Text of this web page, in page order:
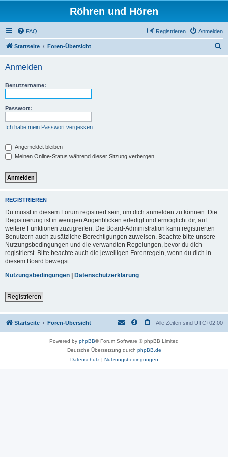
Röhren und Hören
FAQ Anmelden
Registrieren
Startseite Foren-Übersicht
Anmelden
Benutzername:
Passwort:
Ich habe mein Passwort vergessen
Angemeldet bleiben
Meinen Online-Status während dieser Sitzung verbergen
REGISTRIEREN
Du musst in diesem Forum registriert sein, um dich anmelden zu können. Die
Registrierung ist in wenigen Augenblicken erledigt und ermöglicht dir, auf
weitere Funktionen zuzugreifen. Die Board-Administration kann registrierten
Benutzern auch zusätzliche Berechtigungen zuweisen. Beachte bitte unsere
Nutzungsbedingungen und die verwandten Regelungen, bevor du dich
registrierst. Bitte beachte auch die jeweiligen Forenregeln, wenn du dich in
diesem Board bewegst.
Nutzungsbedingungen | Datenschutzerklärung
Registrieren
Startseite Foren-Übersicht Alle Zeiten sind UTC+02:00
Powered by phpBB® Forum Software © phpBB Limited
Deutsche Übersetzung durch phpBB.de
Datenschutz| Nutzungsbedingungen